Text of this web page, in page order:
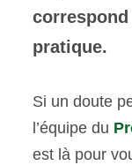
pratique.
Si un doute
l’équipe du
est là pour